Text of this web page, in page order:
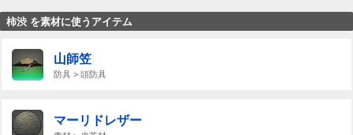
柿渋 を素材に使うアイテム
山師笠
防具 > 頭防具
マーリドレザー